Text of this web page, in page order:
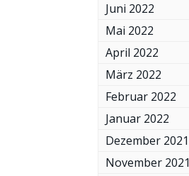
Juni 2022
Mai 2022
April 2022
März 2022
Februar 2022
Januar 2022
Dezember 2021
November 2021